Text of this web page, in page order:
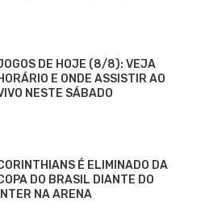
DE HOJE (8/8): VEJA
E ONDE ASSISTIR AO
NESTE SÁBADO
É ELIMINADO DA
DO BRASIL DIANTE DO
INTER NA ARENA